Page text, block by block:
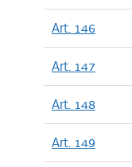
Art. 146
Art. 147
Art. 148
Art. 149